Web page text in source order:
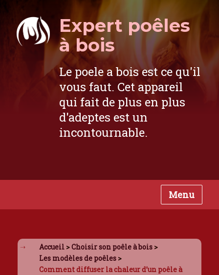
Menu
Expert poêles
à bois
Le poele a bois est ce qu'il
vous faut. Cet appareil
qui fait de plus en plus
d'adeptes est un
incontournable.
Accueil>Choisir son poêle à bois>
Les modèles de poêles>
Comment diffuser la chaleur d’un poêle à